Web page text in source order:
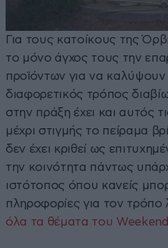
Για τους κατοίκους της
το μόνο άγχος τους την
προϊόντων για να
διαφορετικός τρόπος
στην πράξη έχει και αυτός
μέχρι στιγμής το πείραμα
δεν έχει κριθεί ως
την κοινότητα πάντως
ιστότοπος όπου κανείς
πληροφορίες για τον τρόπο
όλα τα θέματα του Weekend